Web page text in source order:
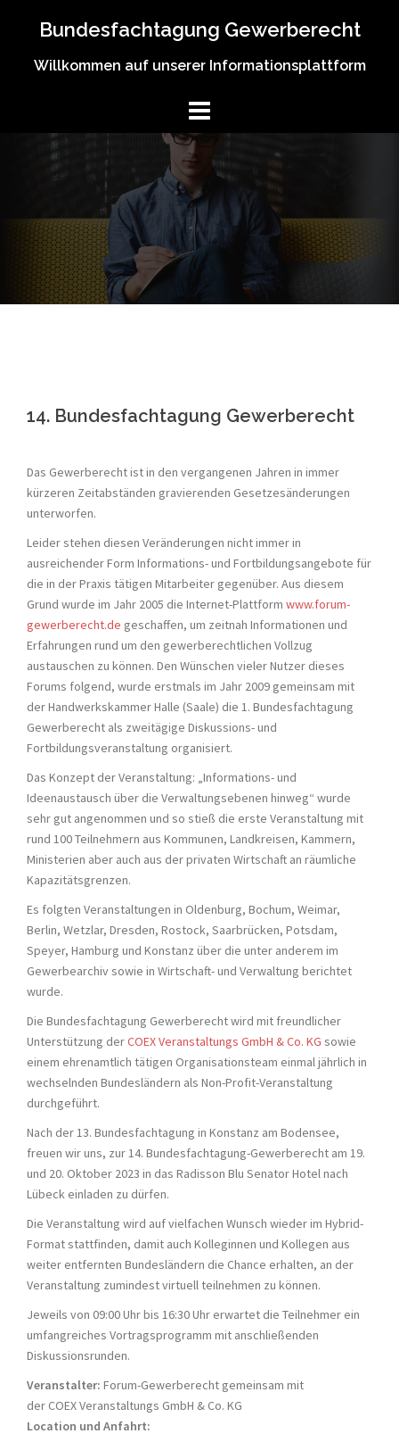
Bundesfachtagung Gewerberecht
Willkommen auf unserer Informationsplattform
14. Bundesfachtagung Gewerberecht
Das Gewerberecht ist in den vergangenen Jahren in immer
kürzeren Zeitabständen gravierenden Gesetzesänderungen
unterworfen.
Leider stehen diesen Veränderungen nicht immer in
ausreichender Form Informations- und Fortbildungsangebote für
die in der Praxis tätigen Mitarbeiter gegenüber. Aus diesem
Grund wurde im Jahr 2005 die Internet-Plattform www.forum-
gewerberecht.de geschaffen, um zeitnah Informationen und
Erfahrungen rund um den gewerberechtlichen Vollzug
austauschen zu können. Den Wünschen vieler Nutzer dieses
Forums folgend, wurde erstmals im Jahr 2009 gemeinsam mit
der Handwerkskammer Halle (Saale) die 1. Bundesfachtagung
Gewerberecht als zweitägige Diskussions- und
Fortbildungsveranstaltung organisiert.
Das Konzept der Veranstaltung: „Informations- und
Ideenaustausch über die Verwaltungsebenen hinweg“ wurde
sehr gut angenommen und so stieß die erste Veranstaltung mit
rund 100 Teilnehmern aus Kommunen, Landkreisen, Kammern,
Ministerien aber auch aus der privaten Wirtschaft an räumliche
Kapazitätsgrenzen.
Es folgten Veranstaltungen in Oldenburg, Bochum, Weimar,
Berlin, Wetzlar, Dresden, Rostock, Saarbrücken, Potsdam,
Speyer, Hamburg und Konstanz über die unter anderem im
Gewerbearchiv sowie in Wirtschaft- und Verwaltung berichtet
wurde.
Die Bundesfachtagung Gewerberecht wird mit freundlicher
Unterstützung derCOEX Veranstaltungs GmbH & Co. KG sowie
einem ehrenamtlich tätigen Organisationsteam einmal jährlich in
wechselnden Bundesländern als Non-Profit-Veranstaltung
durchgeführt.
Nach der 13. Bundesfachtagung in Konstanz am Bodensee,
freuen wir uns, zur 14. Bundesfachtagung-Gewerberecht am 19.
und 20. Oktober 2023 in das Radisson Blu Senator Hotel nach
Lübeck einladen zu dürfen.
Die Veranstaltung wird auf vielfachen Wunsch wieder im Hybrid-
Format stattfinden, damit auch Kolleginnen und Kollegen aus
weiter entfernten Bundesländern die Chance erhalten, an der
Veranstaltung zumindest virtuell teilnehmen zu können.
Jeweils von 09:00 Uhr bis 16:30 Uhr erwartet die Teilnehmer ein
umfangreiches Vortragsprogramm mit anschließenden
Diskussionsrunden.
Veranstalter: Forum-Gewerberecht gemeinsam mit
der COEX Veranstaltungs GmbH & Co. KG
Location und Anfahrt: